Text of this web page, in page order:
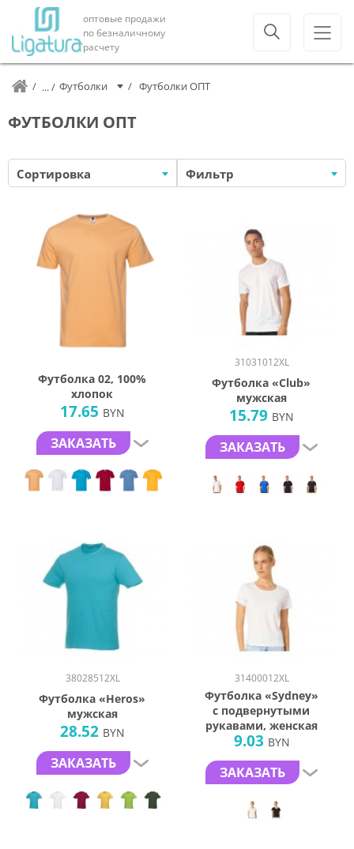
оптовые продажи
по безналичному
расчету
Футболки Футболки ОПТ
ФУТБОЛКИ ОПТ
Сортировка Фильтр
Футболка 02, 100%
хлопок
17.65 BYN
ЗАКАЗАТЬ
31031012XL
Футболка «Club»
мужская
15.79 BYN
ЗАКАЗАТЬ
38028512XL
Футболка «Heros»
мужская
28.52 BYN
ЗАКАЗАТЬ
31400012XL
Футболка «Sydney»
с подвернутыми
рукавами, женская
9.03 BYN
ЗАКАЗАТЬ